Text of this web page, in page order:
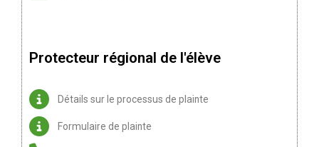
Protecteur régional de l'élève
Détails sur le processus de plainte
Formulaire de plainte